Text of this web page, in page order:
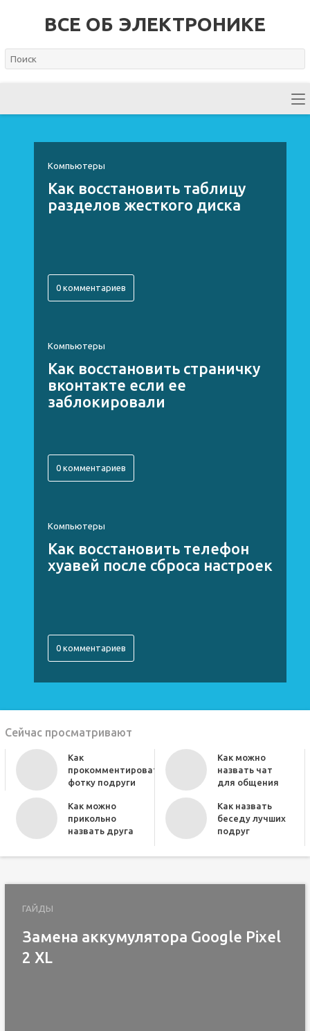
ВСЕ ОБ ЭЛЕКТРОНИКЕ
Компьютеры
Как восстановить таблицу
разделов жесткого диска
0 комментариев
Компьютеры
Как восстановить страничку
вконтакте если ее
заблокировали
0 комментариев
Компьютеры
Как восстановить телефон
хуавей после сброса настроек
0 комментариев
Сейчас просматривают
Как
прокомментировать
фотку подруги
Как можно
назвать чат
для общения
Как можно
прикольно
назвать друга
Как назвать
беседу лучших
подруг
ГАЙДЫ
Замена аккумулятора Google Pixel
2 XL